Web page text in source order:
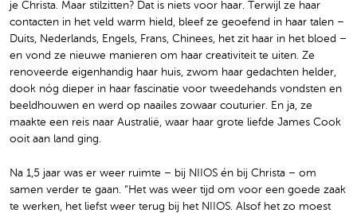
je Christa. Maar stilzitten? Dat is niets voor haar. Terwijl ze haar
contacten in het veld warm hield, bleef ze geoefend in haar talen –
Duits, Nederlands, Engels, Frans, Chinees, het zit haar in het bloed –
en vond ze nieuwe manieren om haar creativiteit te uiten. Ze
renoveerde eigenhandig haar huis, zwom haar gedachten helder,
dook nóg dieper in haar fascinatie voor tweedehands vondsten en
beeldhouwen en werd op naailes zowaar couturier. En ja, ze
maakte een reis naar Australië, waar haar grote liefde James Cook
ooit aan land ging.
Na 1,5 jaar was er weer ruimte – bij NIIOS én bij Christa – om
samen verder te gaan. “Het was weer tijd om voor een goede zaak
te werken, het liefst weer terug bij het NIIOS. Alsof het zo moest